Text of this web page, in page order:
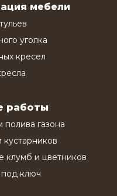
мебели
уголка
кресел
работы
полива газона
клумб и цветников
под ключ